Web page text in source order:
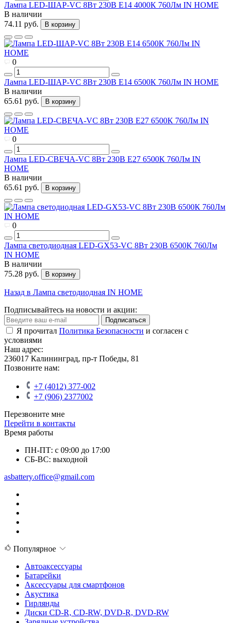
Лампа LED-ШАР-VC 8Вт 230В Е14 4000К 760Лм IN HOME
В наличии
74.11 руб.
В корзину
0
Лампа LED-ШАР-VC 8Вт 230В Е14 6500К 760Лм IN HOME
В наличии
65.61 руб.
В корзину
0
Лампа LED-СВЕЧА-VC 8Вт 230В Е27 6500К 760Лм IN
HOME
В наличии
65.61 руб.
В корзину
0
Лампа светодиодная LED-GX53-VC 8Вт 230В 6500К 760Лм
IN HOME
В наличии
75.28 руб.
В корзину
Назад в Лампа светодиодная IN HOME
Подписывайтесь на новости и акции:
Подписаться
Я прочитал Политика Безопасности и согласен с
условиями
Наш адрес:
236017 Калининград,​ пр-т Победы, 81
Позвоните нам:
+7 (4012) 377-002
+7 (906) 2377002
Перезвоните мне
Перейти в контакты
Время работы
ПН-ПТ: с 09:00 до 17:00
СБ-ВС: выходной
asbattery.office@gmail.com
Популярное
Автоаксессуары
Батарейки
Аксессуары для смартфонов
Акустика
Гирлянды
Диски CD-R, CD-RW, DVD-R, DVD-RW